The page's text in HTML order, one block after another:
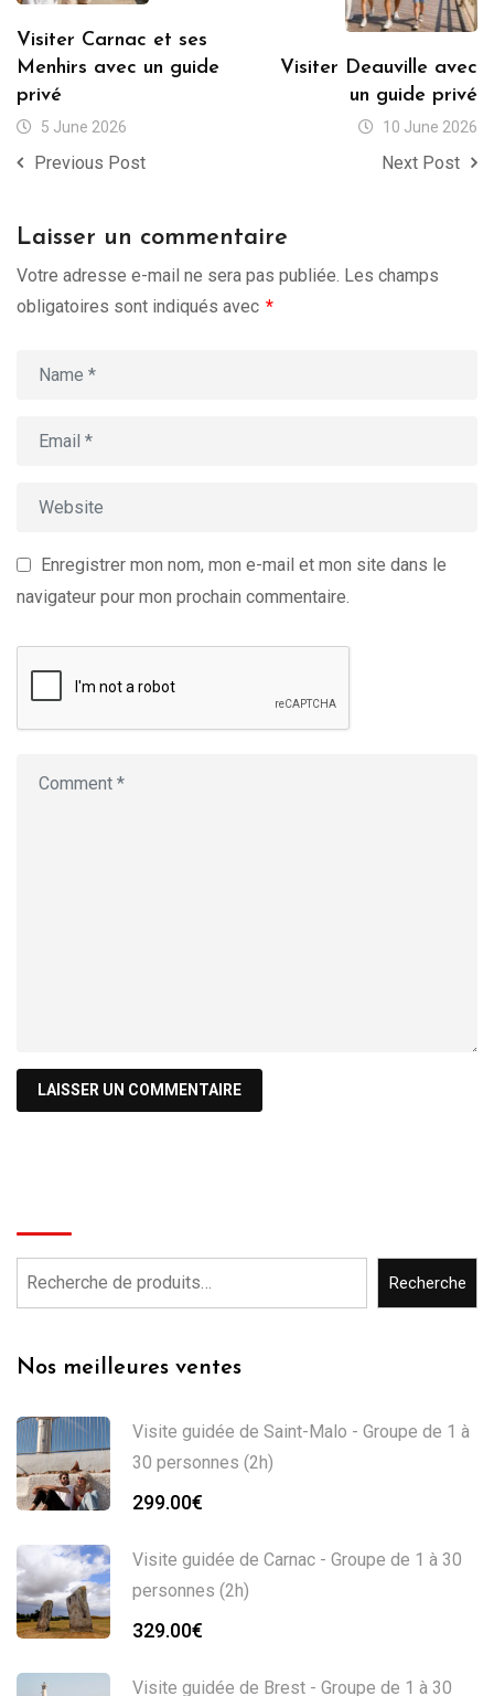
Visiter Carnac et ses
Menhirs avec un guide
privé
5 June 2026
Previous Post
Visiter Deauville avec
un guide privé
10 June 2026
Next Post
Laisser un commentaire
Votre adresse e-mail ne sera pas publiée. Les champs
obligatoires sont indiqués avec *
Enregistrer mon nom, mon e-mail et mon site dans le
navigateur pour mon prochain commentaire.
Recherche
Nos meilleures ventes
Visite guidée de Saint-Malo - Groupe de 1 à
30 personnes (2h)
299.00€
Visite guidée de Carnac - Groupe de 1 à 30
personnes (2h)
329.00€
Visite guidée de Brest - Groupe de 1 à 30